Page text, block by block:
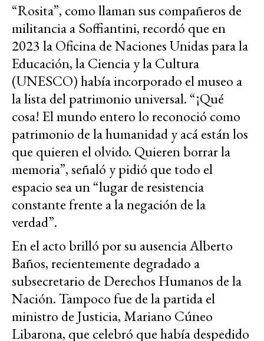
“Rosita”, como llaman sus compañeros de
militancia a Soffiantini, recordó que en
2023 la Oficina de Naciones Unidas para la
Educación, la Ciencia y la Cultura
(UNESCO) había incorporado el museo a
la lista del patrimonio universal. “¡Qué
cosa! El mundo entero lo reconoció como
patrimonio de la humanidad y acá están los
que quieren el olvido. Quieren borrar la
memoria”, señaló y pidió que todo el
espacio sea un “lugar de resistencia
constante frente a la negación de la
verdad”.
En el acto brilló por su ausencia Alberto
Baños, recientemente degradado a
subsecretario de Derechos Humanos de la
Nación. Tampoco fue de la partida el
ministro de Justicia, Mariano Cúneo
Libarona, que celebró que había despedido